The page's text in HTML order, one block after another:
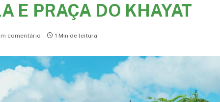
E PRAÇA DO KHAYAT
comentário 1 Min de leitura